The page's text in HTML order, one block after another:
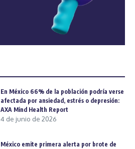
En México 66% de la población podría verse
afectada por ansiedad, estrés o depresión:
AXA Mind Health Report
4 de junio de 2026
México emite primera alerta por brote de